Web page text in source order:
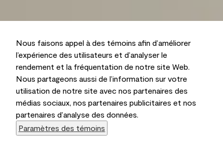
Nous faisons appel à des témoins afin d’améliorer
l’expérience des utilisateurs et d’analyser le
rendement et la fréquentation de notre site Web.
Nous partageons aussi de l’information sur votre
utilisation de notre site avec nos partenaires des
médias sociaux, nos partenaires publicitaires et nos
partenaires d’analyse des données.
Paramètres des témoins